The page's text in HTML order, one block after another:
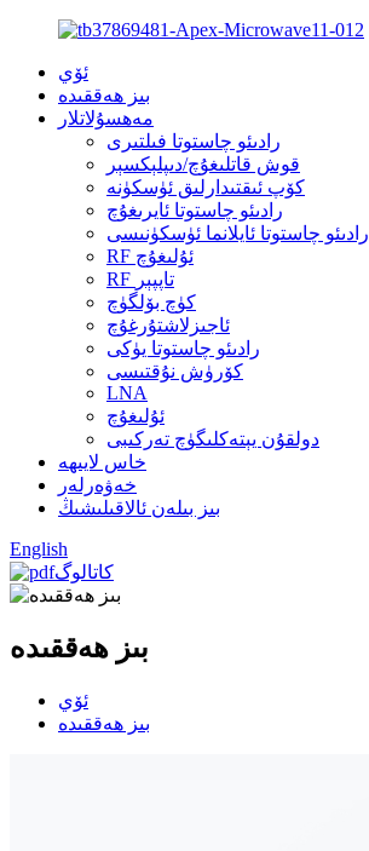
ئۆي
بىز ھەققىدە
مەھسۇلاتلار
رادىئو چاستوتا فىلتىرى
قوش قاتلىغۇچ/دىپلېكسېر
كۆپ ئىقتىدارلىق ئۈسكۈنە
رادىئو چاستوتا ئايرىغۇچ
رادىئو چاستوتا ئايلانما ئۈسكۈنىسى
RF ئۇلىغۇچ
RF تاپپېر
كۈچ بۆلگۈچ
ئاجىزلاشتۇرغۇچ
رادىئو چاستوتا يۈكى
كۆرۈش نۇقتىسى
LNA
ئۇلىغۇچ
دولقۇن يېتەكلىگۈچ تەركىبى
خاس لايىھە
خەۋەرلەر
بىز بىلەن ئالاقىلىشىڭ
English
كاتالوگ
بىز ھەققىدە
ئۆي
بىز ھەققىدە